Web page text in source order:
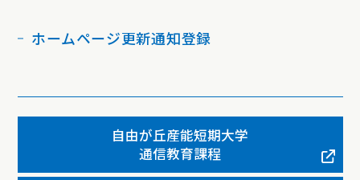
ホームページ更新通知登録
自由が丘産能短期大学
通信教育課程